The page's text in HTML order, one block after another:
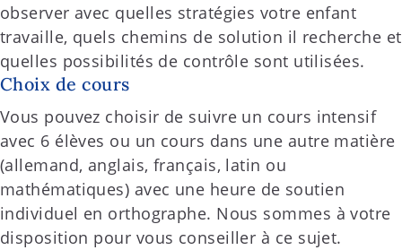
observer avec quelles stratégies votre enfant
travaille, quels chemins de solution il recherche et
quelles possibilités de contrôle sont utilisées.
Choix de cours
Vous pouvez choisir de suivre un cours intensif
avec 6 élèves ou un cours dans une autre matière
(allemand, anglais, français, latin ou
mathématiques) avec une heure de soutien
individuel en orthographe. Nous sommes à votre
disposition pour vous conseiller à ce sujet.